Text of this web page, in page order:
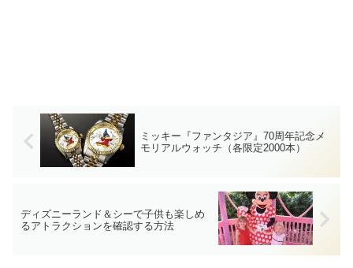
ミッキー『ファンタジア』70周年記念メ
モリアルウォッチ（各限定2000本）
ディズニーランド＆シーで子供も楽しめ
るアトラクションを確認する方法